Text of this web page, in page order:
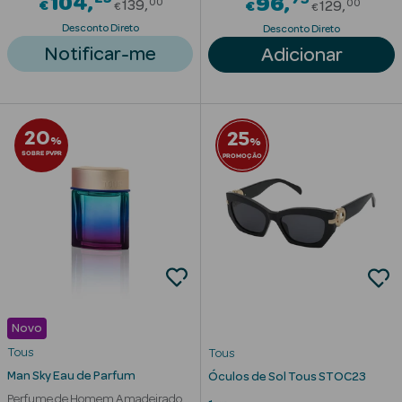
Cor
Ver Tudo
Necessidades
da Pele
Acne
Cicatrizes
€ €139
Desconto Direto
Notificar-me
€96 €129 00
Desconto Direto
Adicionar
20%
SOBRE PVPR
Novo
Tous
Man Sky Eau de Parfum
Perfume de Homem Amadeirado
25%
PROMOÇÃO
Tous
Óculos de Sol Tous STOC23